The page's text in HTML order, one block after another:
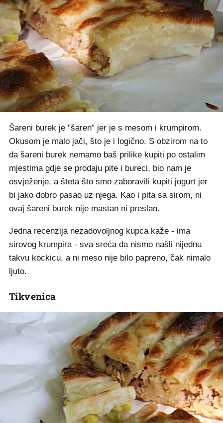
Šareni burek je "šaren" jer je s mesom i krumpirom.
Okusom je malo jači, što je i logično. S obzirom na to
da šareni burek nemamo baš prilike kupiti po ostalim
mjestima gdje se prodaju pite i bureci, bio nam je
osvježenje, a šteta što smo zaboravili kupiti jogurt jer
bi jako dobro pasao uz njega. Kao i pita sa sirom, ni
ovaj šareni burek nije mastan ni preslan.
Jedna recenzija nezadovoljnog kupca kaže - ima
sirovog krumpira - sva sreća da nismo našli nijednu
takvu kockicu, a ni meso nije bilo papreno, čak nimalo
ljuto.
Tikvenica